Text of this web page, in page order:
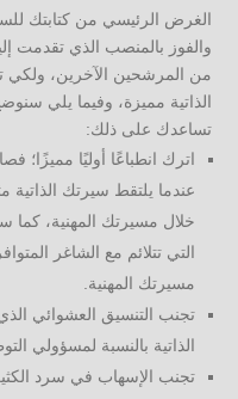
الغرض الرئيسي من كتابتك
والفوز بالمنصب الذي تقدمت
من المرشحين الآخرين، ولكي
الذاتية مميزة، وفيما يلي
تساعدك على ذلك:
اترك انطباعًا أوليًا
عندما يلتقط سيرتك الذاتية
خلال مسيرتك المهنية، كما
التي تتلائم مع الشاغر
مسيرتك المهنية.
تجنب التنسيق العشوائي
الذاتية بالنسبة لمسؤولي
تجنب الإسهاب في سرد